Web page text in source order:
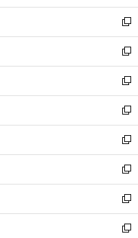
開
く
ウ
で
開
く
ン
ド
ウ
で
開
く
新
し
い
ウ
ィ
ン
ド
ウ
で
開
く
新
し
い
ウ
ィ
ン
ド
ウ
で
開
く
新
し
い
ウ
ィ
ン
ド
ウ
で
開
く
新
し
い
ウ
ィ
ン
ド
ウ
で
新
し
い
ウ
ィ
ン
ド
新
し
い
ウ
ィ
新
し
い
新